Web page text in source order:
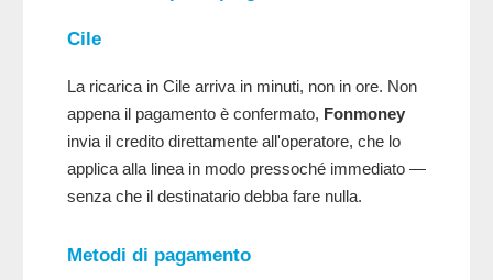
Cile
La ricarica in Cile arriva in minuti, non in ore. Non
appena il pagamento è confermato, Fonmoney
invia il credito direttamente all'operatore, che lo
applica alla linea in modo pressoché immediato —
senza che il destinatario debba fare nulla.
Metodi di pagamento